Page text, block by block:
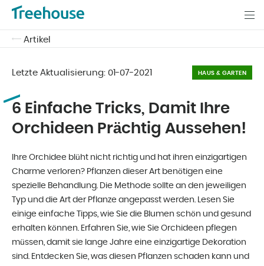
Artikel
Letzte Aktualisierung: 01-07-2021 HAUS & GARTEN
6 Einfache Tricks, Damit Ihre
Orchideen Prächtig Aussehen!
Ihre Orchidee blüht nicht richtig und hat ihren einzigartigen
Charme verloren? Pflanzen dieser Art benötigen eine
spezielle Behandlung. Die Methode sollte an den jeweiligen
Typ und die Art der Pflanze angepasst werden. Lesen Sie
einige einfache Tipps, wie Sie die Blumen schön und gesund
erhalten können. Erfahren Sie, wie Sie Orchideen pflegen
müssen, damit sie lange Jahre eine einzigartige Dekoration
sind. Entdecken Sie, was diesen Pflanzen schaden kann und